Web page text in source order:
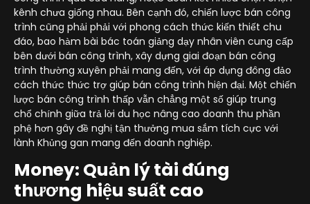
kênh chưa giống nhau. Bên cạnh đó, chiến lược bán công
trình cũng phải phải với phong cách thức kiến thiết chu
đáo, bao hàm bài bác toán giảng dạy nhân viên cung cấp
bên dưới bán công trình, xây dựng giai đoạn bán công
trình thường xuyên phải mang đến, với áp dụng đông đảo
cách thức thức trợ giúp bán công trình hiện đại. Một chiến
lược bán công trình thấp vẫn chẳng một số giúp trung
chổ chính giữa trả lời du học nâng cao doanh thu phần
phệ hơn gây đề nghị tận thưởng mua sắm tích cực với
lành Khủng gan mang đến doanh nghiệp.
Money: Quản lý tài đúng
thương hiệu suất cao